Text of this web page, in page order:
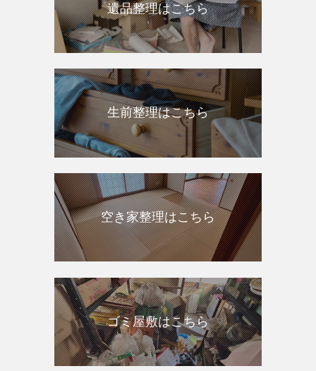
遺品整理はこちら
生前整理はこちら
空き家整理はこちら
ゴミ屋敷はこちら